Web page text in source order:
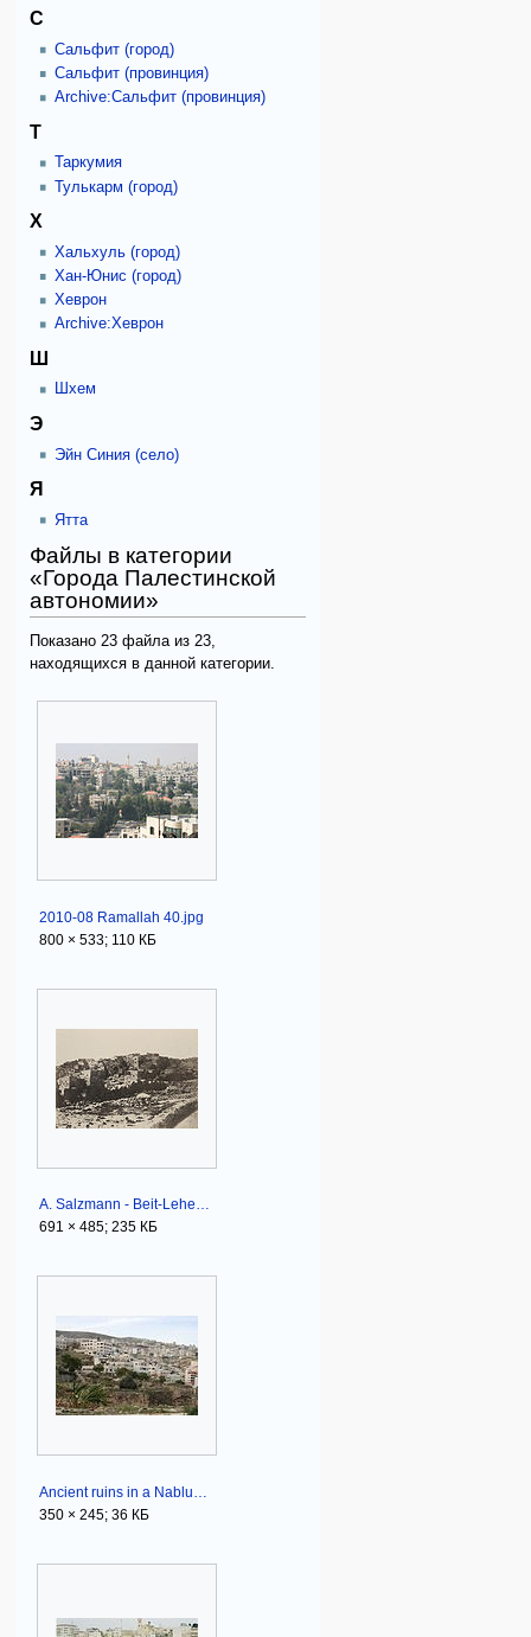
С
Сальфит (город)
Сальфит (провинция)
Archive:Сальфит (провинция)
Т
Таркумия
Тулькарм (город)
Х
Хальхуль (город)
Хан-Юнис (город)
Хеврон
Archive:Хеврон
Ш
Шхем
Э
Эйн Синия (село)
Я
Ятта
Файлы в категории
«Города Палестинской
автономии»
Показано 23 файла из 23,
находящихся в данной категории.
2010-08 Ramallah 40.jpg
800 × 533; 110 КБ
A. Salzmann - Beit-Lehem.jpg
691 × 485; 235 КБ
Ancient ruins in a Nablus neighborhood.JPG
350 × 245; 36 КБ